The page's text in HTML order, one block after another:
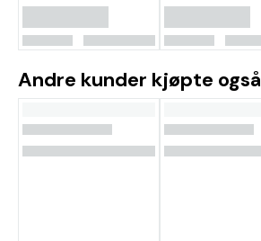
Andre kunder kjøpte også